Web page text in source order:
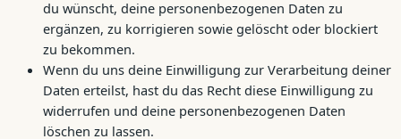
du wünscht, deine personenbezogenen Daten zu
ergänzen, zu korrigieren sowie gelöscht oder blockiert
zu bekommen.
Wenn du uns deine Einwilligung zur Verarbeitung deiner
Daten erteilst, hast du das Recht diese Einwilligung zu
widerrufen und deine personenbezogenen Daten
löschen zu lassen.